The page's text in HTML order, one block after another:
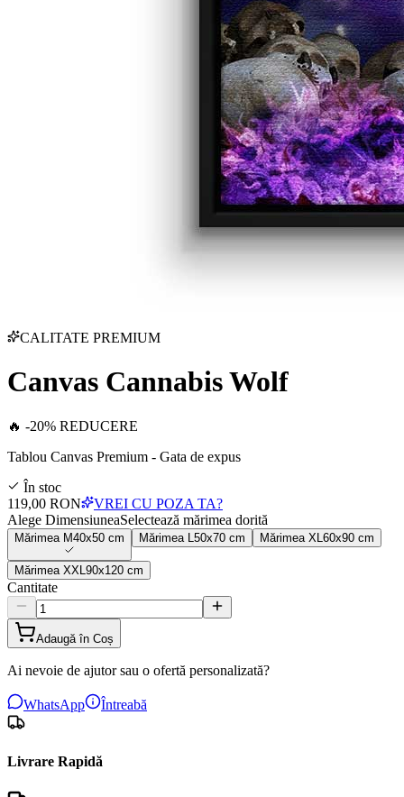
CALITATE PREMIUM
Canvas Cannabis Wolf
🔥 -20% REDUCERE
Tablou Canvas Premium - Gata de expus
În stoc
119,00 RON
VREI CU POZA TA?
Alege DimensiuneaSelectează mărimea dorită
Mărimea M40x50 cm Mărimea 50x70 cm Mărimea XL 60x90 cm
Mărimea XXL 90x120 cm
Cantitate
Adaugă în Coș
Ai nevoie de ajutor sau o ofertă personalizată?
WhatsApp Întreabă
Livrare Rapidă